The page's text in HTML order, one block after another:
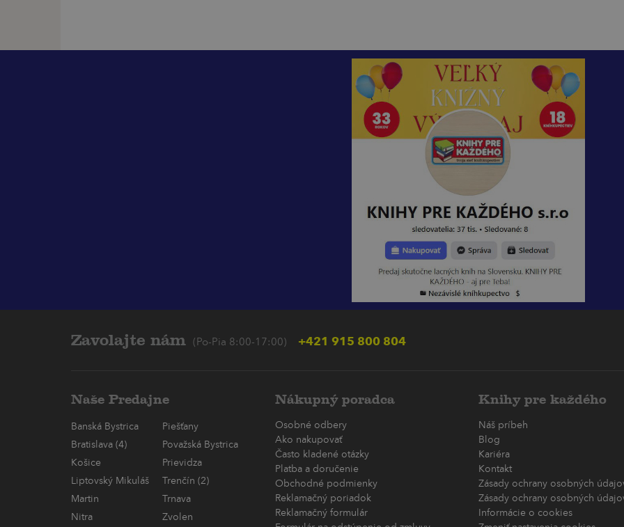
Zavolajte nám (Po-Pia 8:00-17:00) +421 915 800 804
Naše Predajne
Banská Bystrica
Piešťany
Bratislava (4)
Považská Bystrica
Košice
Prievidza
Liptovský Mikuláš
Trenčín (2)
Martin
Trnava
Nitra
Zvolen
Nákupný poradca
Osobné odbery
Ako nakupovať
Často kladené otázky
Platba a doručenie
Obchodné podmienky
Reklamačný poriadok
Reklamačný formulár
Knihy pre každého
Náš príbeh
Blog
Kariéra
Kontakt
Zásady ochrany osobných
Zásady ochrany osobných
Informácie o cookies